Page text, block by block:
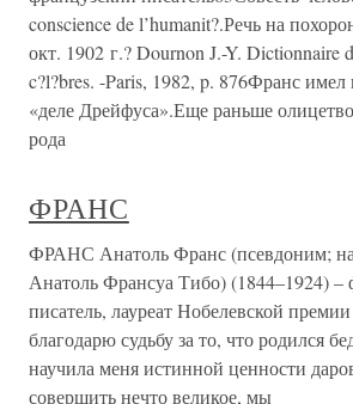
conscience de l’humanit?.Речь на
окт. 1902 г.? Dournon J.-Y. Dictionnaire
c?l?bres. -Paris, 1982, p. 876Франс имел
«деле Дрейфуса».Еще раньше
рода
ФРАНС
ФРАНС Анатоль Франс (псевдоним;
Анатоль Франсуа Тибо) (1844–1924) –
писатель, лауреат Нобелевской
благодарю судьбу за то, что родился
научила меня истинной ценности
совершить нечто великое, мы